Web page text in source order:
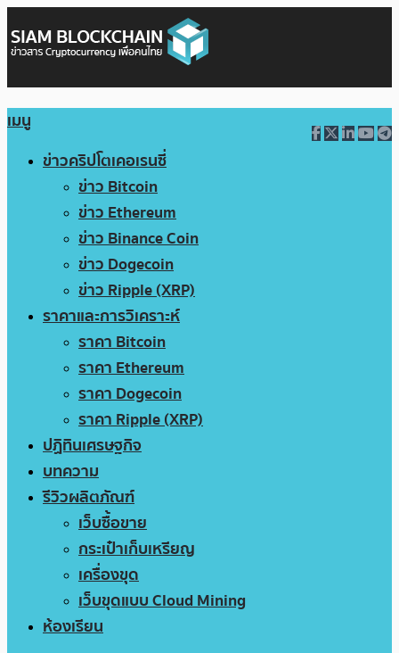
เมนู
ข่าวคริปโตเคอเรนซี่
ข่าว Bitcoin
ข่าว Ethereum
ข่าว Binance Coin
ข่าว Dogecoin
ข่าว Ripple (XRP)
ราคาและการวิเคราะห์
ราคา Bitcoin
ราคา Ethereum
ราคา Dogecoin
ราคา Ripple (XRP)
ปฏิทินเศรษฐกิจ
บทความ
รีวิวผลิตภัณฑ์
เว็บซื้อขาย
กระเป๋าเก็บเหรียญ
เครื่องขุด
เว็บขุดแบบ Cloud Mining
ห้องเรียน